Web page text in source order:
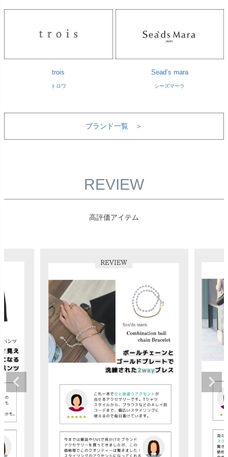
trois
トロワ
Sead’s mara
シーズマーラ
ブランド一覧 ＞
REVIEW
高評価アイテム